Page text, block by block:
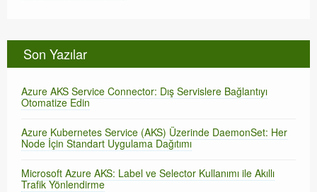
Son Yazılar
Azure AKS Service Connector: Dış Servislere Bağlantıyı
Otomatize Edin
Azure Kubernetes Service (AKS) Üzerinde DaemonSet: Her
Node İçin Standart Uygulama Dağıtımı
Microsoft Azure AKS: Label ve Selector Kullanımı ile Akıllı
Trafik Yönlendirme